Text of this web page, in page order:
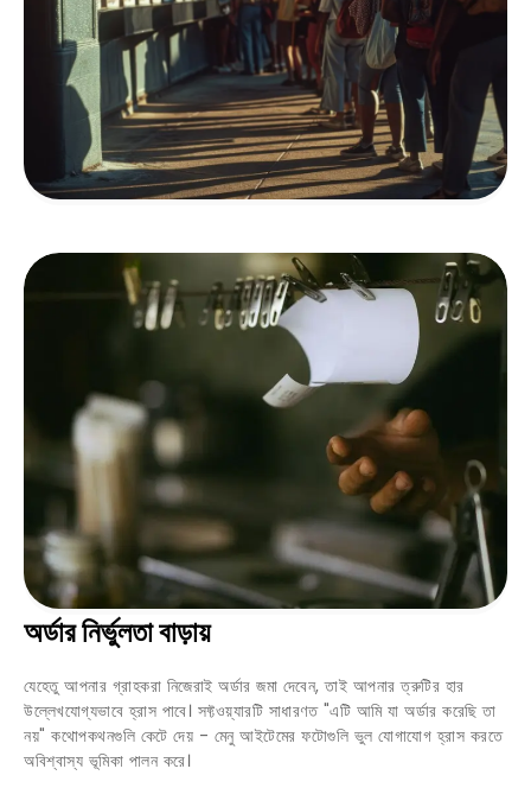
অর্ডার নির্ভুলতা বাড়ায়
যেহেতু আপনার গ্রাহকরা নিজেরাই অর্ডার জমা দেবেন, তাই আপনার ত্রুটির হার
উল্লেখযোগ্যভাবে হ্রাস পাবে। সফ্টওয়্যারটি সাধারণত "এটি আমি যা অর্ডার করেছি তা
নয়" কথোপকথনগুলি কেটে দেয় - মেনু আইটেমের ফটোগুলি ভুল যোগাযোগ হ্রাস করতে
অবিশ্বাস্য ভূমিকা পালন করে।